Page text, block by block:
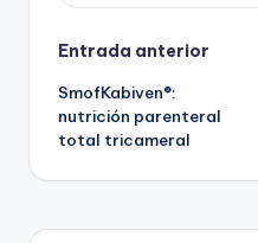
Navegación
de
entradas
Entrada anterior
SmofKabiven®:
nutrición parenteral
total tricameral